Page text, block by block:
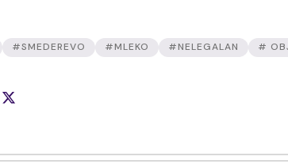
#SMEDEREVO #MLEKO #NELEGALAN #